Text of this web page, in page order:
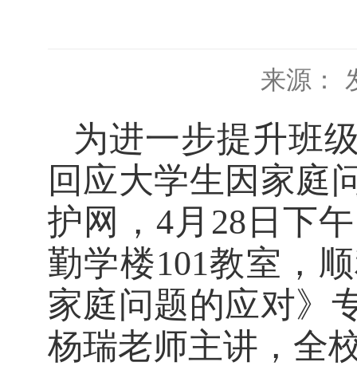
来源：
为进一步提升班
回应大学生因家庭
护网，4月28日下午
勤学楼101教室，
家庭问题的应对》
杨瑞老师主讲，全